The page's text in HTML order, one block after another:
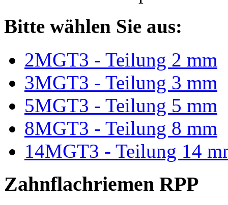
Bitte wählen Sie aus:
2MGT3 - Teilung 2 mm
3MGT3 - Teilung 3 mm
5MGT3 - Teilung 5 mm
8MGT3 - Teilung 8 mm
14MGT3 - Teilung 14
Zahnflachriemen RPP